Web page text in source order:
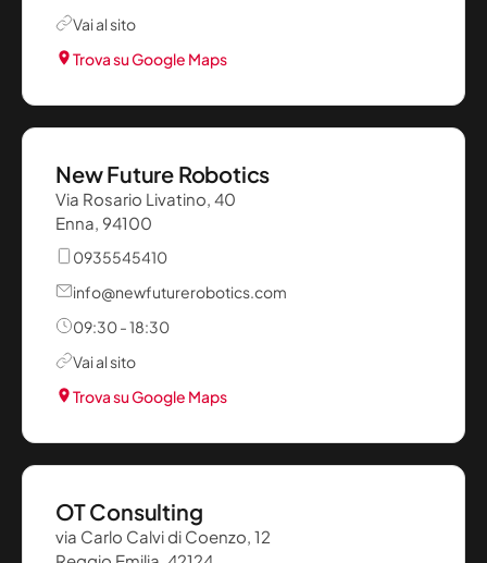
Vai al sito
Trova su Google Maps
New Future Robotics
Via Rosario Livatino, 40
Enna, 94100
0935545410
info@newfuturerobotics.com
09:30 - 18:30
Vai al sito
Trova su Google Maps
OT Consulting
via Carlo Calvi di Coenzo, 12